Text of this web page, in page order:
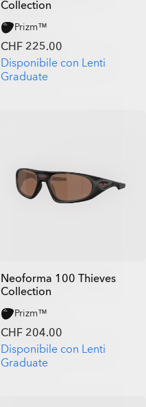
Collection
Prizm™
CHF 225.00
Disponibile con Lenti
Graduate
Neoforma 100 Thieves
Collection
Prizm™
CHF 204.00
Disponibile con Lenti
Graduate